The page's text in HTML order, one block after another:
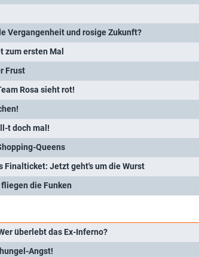
Vergangenheit und rosige Zukunft?
zum ersten Mal
Frust
Rosa sieht rot!
t doch mal!
Queens
Finalticket: Jetzt geht's um die Wurst
die Funken
überlebt das Ex-Inferno?
Angst!